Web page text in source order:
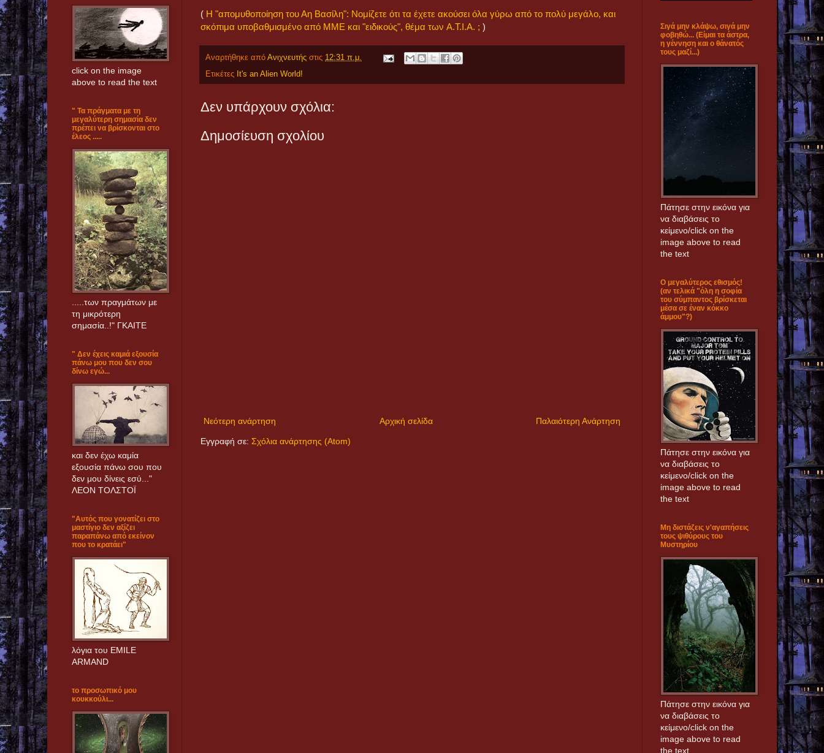
( H "απομυθοποίηση του Αη Βασίλη": Νομίζετε ότι τα έχετε ακούσει όλα γύρω από το πολύ μεγάλο, και
σκόπιμα υποβαθμισμένο από ΜΜΕ και "ειδικούς", θέμα των A.T.I.A. ; )
Αναρτήθηκε από Ανιχνευτής στις 12:31 π.μ.
Ετικέτες It's an Alien World!
Δεν υπάρχουν σχόλια:
Δημοσίευση σχολίου
Νεότερη ανάρτηση Παλαιότερη Ανάρτηση
Αρχική σελίδα
Εγγραφή σε: Σχόλια ανάρτησης (Atom)
click on the image
above to read the text
" Τα πράγματα με τη
μεγαλύτερη σημασία δεν
πρέπει να βρίσκονται στο
έλεος .....
.....των πραγμάτων με
τη μικρότερη
σημασία..!" ΓΚΑΙΤΕ
" Δεν έχεις καμιά εξουσία
πάνω μου που δεν σου
δίνω εγώ...
και δεν έχω καμία
εξουσία πάνω σου που
δεν μoυ δίνεις εσύ..."
ΛΕΟΝ ΤΟΛΣΤΟΪ
"Αυτός που γονατίζει στο
μαστίγιο δεν αξίζει
παραπάνω από εκείνον
που το κρατάει"
λόγια του EMILE
ARMAND
το προσωπικό μου
κουκκούλι...
Σιγά μην κλάψω, σιγά μην
φοβηθώ... (Είμαι τα άστρα,
η γέννηση και ο θάνατός
τους μαζί...)
Πάτησε στην εικόνα για
να διαβάσεις το
κείμενο/click on the
image above to read
the text
Ο μεγαλύτερος εθισμός!
(αν τελικά "όλη η σοφία
του σύμπαντος βρίσκεται
μέσα σε έναν κόκκο
άμμου"?)
Πάτησε στην εικόνα για
να διαβάσεις το
κείμενο/click on the
image above to read
the text
Μη διστάζεις ν'αγαπήσεις
τους ψιθύρους του
Μυστηρίου
Πάτησε στην εικόνα για
να διαβάσεις το
κείμενο/click on the
image above to read
the text